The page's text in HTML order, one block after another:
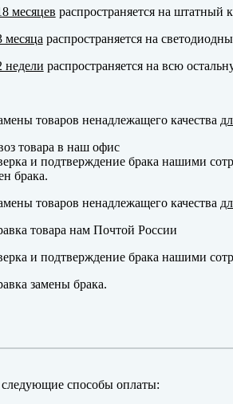
месяцев распространяется на
месяца распространяется на
недели распространяется на всю
товаров ненадлежащего качества
товара в наш офис
и подтверждение брака нашими
брака.
товаров ненадлежащего качества
товара нам Почтой России
и подтверждение брака нашими
замены брака.
способы оплаты: